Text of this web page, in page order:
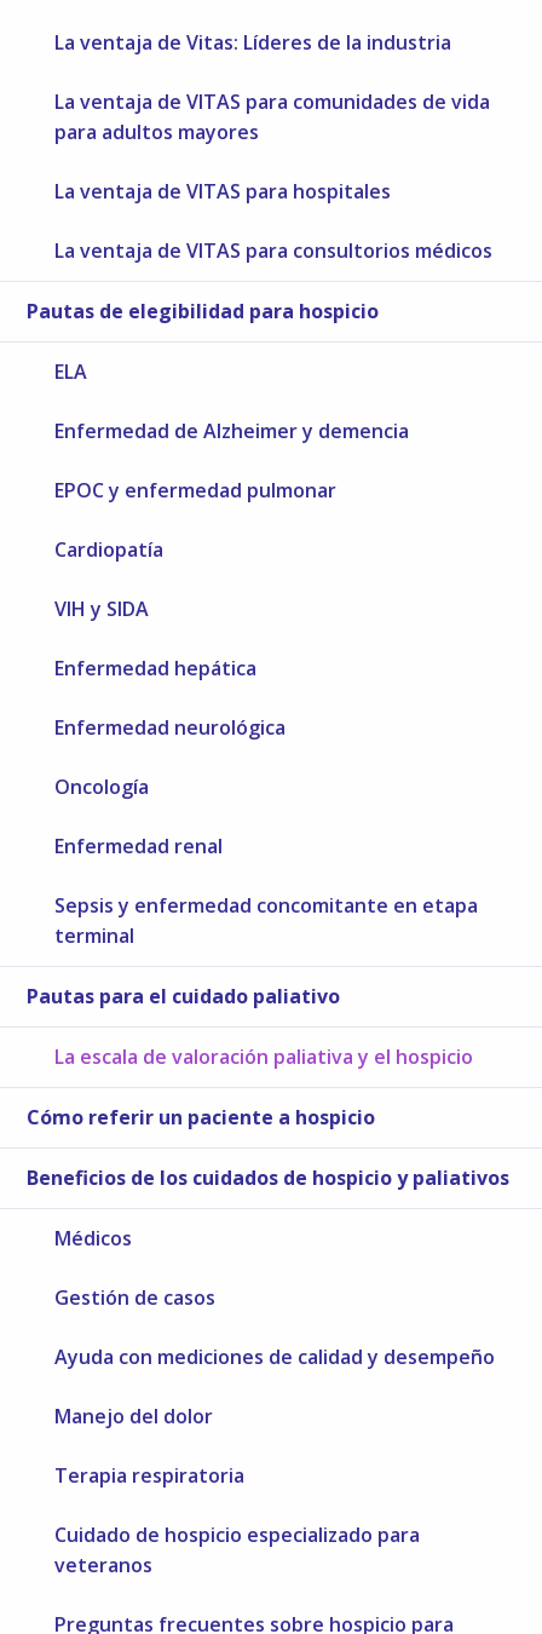
La ventaja de Vitas: Líderes de la industria
La ventaja de VITAS para comunidades de vida
para adultos mayores
La ventaja de VITAS para hospitales
La ventaja de VITAS para consultorios médicos
Pautas de elegibilidad para hospicio
ELA
Enfermedad de Alzheimer y demencia
EPOC y enfermedad pulmonar
Cardiopatía
VIH y SIDA
Enfermedad hepática
Enfermedad neurológica
Oncología
Enfermedad renal
Sepsis y enfermedad concomitante en etapa
terminal
Pautas para el cuidado paliativo
La escala de valoración paliativa y el hospicio
Cómo referir un paciente a hospicio
Beneficios de los cuidados de hospicio y paliativos
Médicos
Gestión de casos
Ayuda con mediciones de calidad y desempeño
Manejo del dolor
Terapia respiratoria
Cuidado de hospicio especializado para
veteranos
Preguntas frecuentes sobre hospicio para